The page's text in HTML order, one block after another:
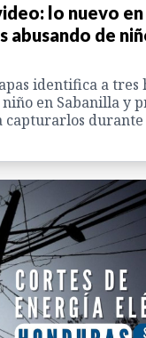
lo nuevo en
abusando de
identifica a tres
niño en Sabanilla y
capturarlos durante